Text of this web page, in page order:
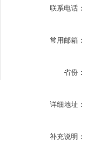
联系电话：
常用邮箱：
省份：
详细地址：
补充说明：